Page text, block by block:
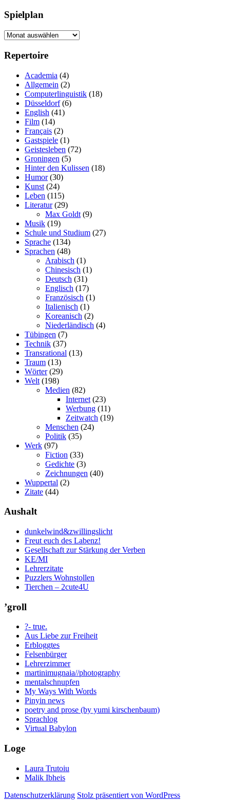
Spielplan
Spielplan
Repertoire
Academia (4)
Allgemein (2)
Computerlinguistik (18)
Düsseldorf(6)
English (41)
Film (14)
Français (2)
Gastspiele (1)
Geistesleben (72)
Groningen (5)
Hinter den Kulissen (18)
Humor(30)
Kunst (24)
Leben (115)
Literatur(29)
Max Goldt (9)
Musik (19)
Schule und Studium (27)
Sprache (134)
Sprachen (48)
Arabisch (1)
Chinesisch (1)
Deutsch (31)
Englisch (17)
Französisch (1)
Italienisch (1)
Koreanisch (2)
Niederländisch (4)
Tübingen (7)
Technik (37)
Transrational (13)
Traum (13)
Wörter(29)
Welt (198)
Medien (82)
Internet (23)
Werbung (11)
Zeitwatch (19)
Menschen (24)
Politik (35)
Werk (97)
Fiction (33)
Gedichte (3)
Zeichnungen (40)
Wuppertal (2)
Zitate (44)
Aushalt
dunkelwind&zwillingslicht
Freut euch des Labenz!
Gesellschaft zur Stärkung der Verben
KE/MI
Lehrerzitate
Puzzlers Wohnstollen
Tierchen – 2cute4U
’groll
?- true.
Aus Liebe zur Freiheit
Erbloggtes
Felsenbürger
Lehrerzimmer
martinimugnaia//photography
mentalschnupfen
My Ways With Words
Pinyin news
poetry and prose (by yumi kirschenbaum)
Sprachlog
Virtual Babylon
Loge
Laura Trutoiu
Malik Ibheis
Datenschutzerklärung Stolz präsentiert von WordPress